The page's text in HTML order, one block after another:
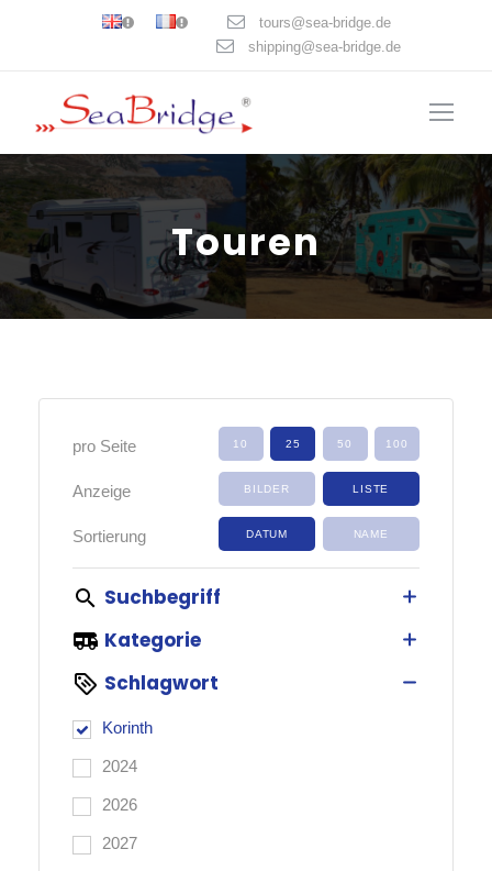
tours@sea-bridge.de
shipping@sea-bridge.de
Touren
pro Seite
Anzeige
Sortierung
Suchbegriff
Kategorie
Schlagwort
Korinth
2024
2026
2027